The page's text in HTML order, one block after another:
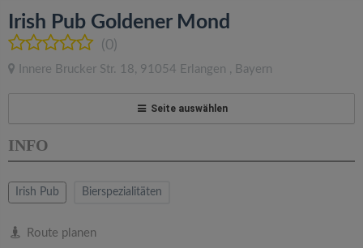
Irish Pub Goldener Mond
(0)
Innere Brucker Str. 18, 91054 Erlangen , Bayern
Seite auswählen
INFO
Irish Pub Bierspezialitäten
Route planen
l
e
a
v